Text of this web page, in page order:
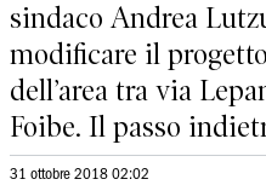
sindaco Andrea
modificare il
dell’area tra via
Foibe. Il passo
31 ottobre 2018 02:02